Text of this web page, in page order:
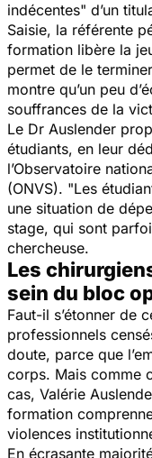
indécentes" d’un
Saisie, la référente
formation libère la
permet de le
montre qu’un peu
souffrances de la
Le Dr Auslender
étudiants, en leur
l’Observatoire
(ONVS). "Les
une situation de
stage, qui sont
chercheuse.
Les
sein du bloc
Faut-il s’étonner de
professionnels
doute, parce que
corps. Mais comme
cas, Valérie
formation
violences
En écrasante